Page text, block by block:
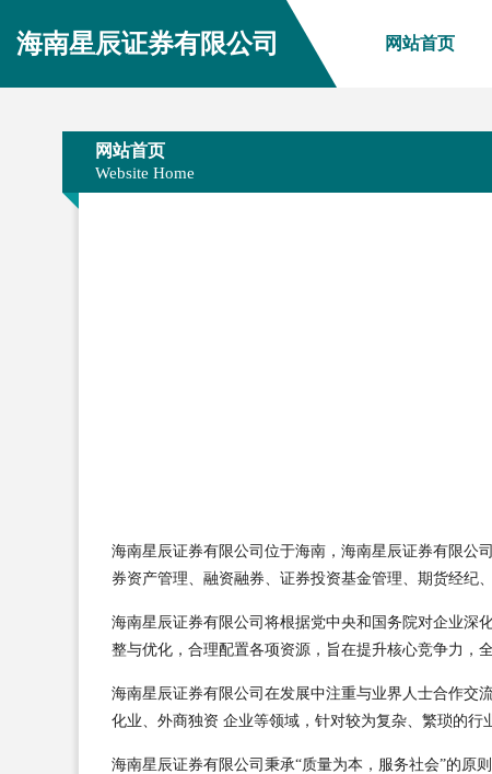
海南星辰证券有限公司 网站首页
网站首页
Website Home
海南星辰证券有限公司位于海南，海南星辰证券有限公
券资产管理、融资融券、证券投资基金管理、期货经纪
海南星辰证券有限公司将根据党中央和国务院对企业深
整与优化，合理配置各项资源，旨在提升核心竞争力，
海南星辰证券有限公司在发展中注重与业界人士合作交
化业、外商独资 企业等领域，针对较为复杂、繁琐的
海南星辰证券有限公司秉承“质量为本，服务社会”的原